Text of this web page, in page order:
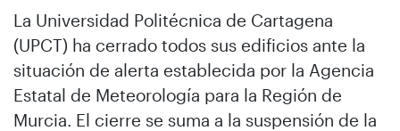
La Universidad Politécnica de Cartagena
(UPCT) ha cerrado todos sus edificios ante la
situación de alerta establecida por la Agencia
Estatal de Meteorología para la Región de
Murcia. El cierre se suma a la suspensión de la